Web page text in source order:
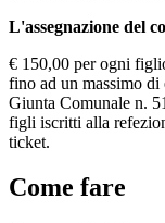
L'assegnazione del
€ 150,00 per ogni
fino ad un massimo
Giunta Comunale n.
figli iscritti alla
ticket.
Come fare